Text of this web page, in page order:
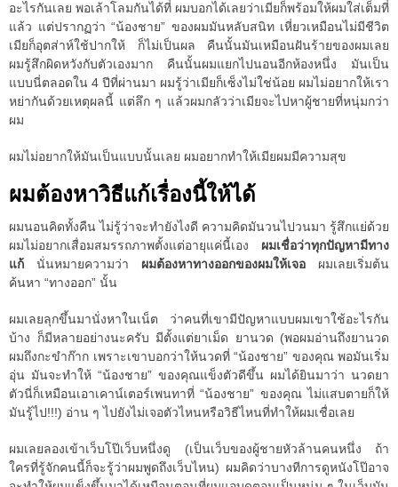
อะไรกันเลย พอเล้าโลมกันได้ที่ ผมบอกได้เลยว่าเมียก็พร้อมให้ผมใส่เต็มที่
แล้ว แต่ปรากฏว่า “น้องชาย” ของผมมันหลับสนิท เหี่ยวเหมือนไม่มีชีวิต
เมียก็อุตส่าห์ใช้ปากให้ ก็ไม่เป็นผล คืนนั้นมันเหมือนฝันร้ายของผมเลย
ผมรู้สึกผิดหวังกับตัวเองมาก คืนนั้นผมแยกไปนอนอีกห้องหนึ่ง มันเป็น
แบบนี่ตลอดใน 4 ปีที่ผ่านมา ผมรู้ว่าเมียก็เซ็งไม่ใช่น้อย ผมไม่อยากให้เรา
หย่ากันด้วยเหตุผลนี้ แต่ลึก ๆ แล้วผมกลัวว่าเมียจะไปหาผู้ชายที่หนุ่มกว่า
ผม
ผมไม่อยากให้มันเป็นแบบนั้นเลย ผมอยากทำให้เมียผมมีความสุข
ผมต้องหาวิธีแก้เรื่องนี้ให้ได้
ผมนอนคิดทั้งคืน ไม่รู้ว่าจะทำยังไงดี ความคิดมันวนไปวนมา รู้สึกแย่ด้วย
ผมไม่อยากเสื่อมสมรรถภาพตั้งแต่อายุแค่นี้เอง ผมเชื่อว่าทุกปัญหามีทาง
แก้ นั่นหมายความว่า ผมต้องหาทางออกของผมให้เจอ ผมเลยเริ่มต้น
ค้นหา “ทางออก” นั้น
ผมเลยลุกขึ้นมานั่งหาในเน็ต ว่าคนที่เขามีปัญหาแบบผมเขาใช้อะไรกัน
บ้าง ก็มีหลายอย่างนะครับ มีตั้งแต่ยาเม็ด ยานวด (พอผมอ่านถึงยานวด
ผมถึงกะขำก๊าก เพราะเขาบอกว่าให้นวดที่ “น้องชาย” ของคุณ พอมันเริ่ม
อุ่น มันจะทำให้ “น้องชาย” ของคุณแข็งตัวดีขึ้น ผมได้ยินมาว่า นวดยา
ตัวนี่ก็เหมือนเอาเคาน์เตอร์เพนทาที่ “น้องชาย” ของคุณ ไม่แสบตายก็ให้
มันรู้ไป!!!) อ่าน ๆ ไปยังไม่เจอตัวไหนหรือวิธีไหนที่ทำให้ผมเชื่อเลย
ผมเลยลองเข้าเว็บโป๊เว็บหนึ่งดู (เป็นเว็บของผู้ชายหัวล้านคนหนึ่ง ถ้า
ใครที่รู้จักคนนี้ก็จะรู้ว่าผมพูดถึงเว็บไหน) ผมคิดว่าบางทีการดูหนังโป๊อาจ